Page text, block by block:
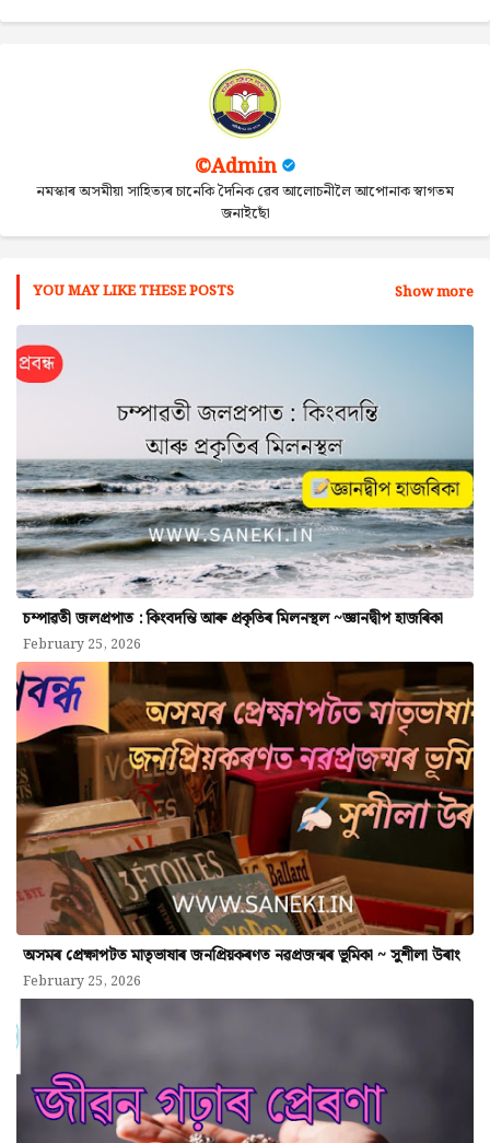
©Admin
নমস্কাৰ অসমীয়া সাহিত্যৰ চানেকি দৈনিক ৱেব আলোচনীলৈ আপোনাক স্বাগতম
জনাইছোঁ
YOU MAY LIKE THESE POSTS Show more
চম্পাৱতী জলপ্ৰপাত : কিংবদন্তি আৰু প্ৰকৃতিৰ মিলনস্থল ~জ্ঞানদ্বীপ হাজৰিকা
February 25, 2026
অসমৰ প্ৰেক্ষাপটত মাতৃভাষাৰ জনপ্ৰিয়কৰণত নৱপ্ৰজন্মৰ ভূমিকা ~ সুশীলা উৰাং
February 25, 2026